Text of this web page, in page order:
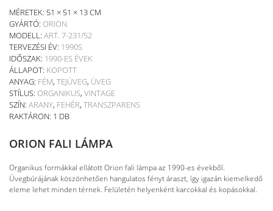
MÉRETEK: 51 × 51 × 13 CM
GYÁRTÓ: ORION
MODELL: ART. 7-231/52
TERVEZÉSI ÉV: 1990S
IDŐSZAK: 1990-ES ÉVEK
ÁLLAPOT: KOPOTT
ANYAG: FÉM, TEJÜVEG, ÜVEG
STÍLUS: ORGANIKUS, VINTAGE
SZÍN: ARANY, FEHÉR, TRANSZPARENS
RAKTÁRON: 1 DB
ORION FALI LÁMPA
Organikus formákkal ellátott Orion fali lámpa az 1990-es évekből.
Üvegbúrájának köszönhetően hangulatos fényt áraszt, így igazán kiemelkedő
eleme lehet minden térnek. Felületén helyenként karcokkal és kopásokkal.